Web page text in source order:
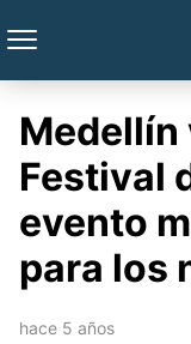
Medellín
Festival
evento
para los
hace 5 años